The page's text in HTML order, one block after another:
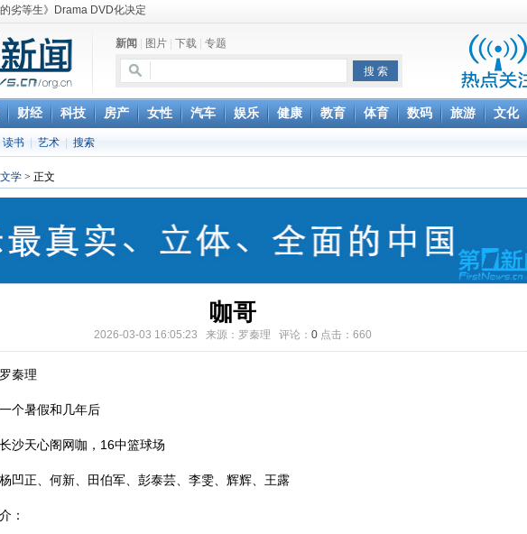
的劣等生》Drama DVD化决定
求京东商城明年扭亏为盈
一身病? 康宝莱员工自揭多项家丑
利润"蹦高" 电煤联动亟待完善
阳能电厂为数据中心供电
人人？
出版商的角逐：亚马逊停止接受Hachette所有图书订单
像希特勒遭袭 被扔垃圾左眼致盲
恋爱》女主角特报预告公开
新闻 图片 下载 专题
财经 科技 房产 女性 汽车 娱乐 健康 教育 体育 数码 旅游 文化
读书 艺术 搜索
文学 > 正文
咖哥
2026-03-03 16:05:23 来源：罗秦理 评论： 0 点击： 660
秦理
个暑假和几年后
沙天心阁网咖，16中篮球场
凹正、何新、田伯军、彭泰芸、李雯、辉辉、王露
：